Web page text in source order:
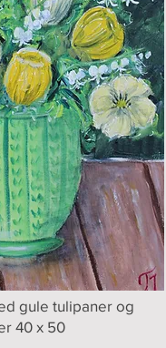
gule tulipaner og
40 x 50